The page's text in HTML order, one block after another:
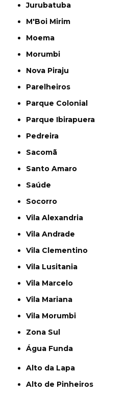
Jurubatuba
M'Boi Mirim
Moema
Morumbi
Nova Piraju
Parelheiros
Parque Colonial
Parque Ibirapuera
Pedreira
Sacomã
Santo Amaro
Saúde
Socorro
Vila Alexandria
Vila Andrade
Vila Clementino
Vila Lusitania
Vila Marcelo
Vila Mariana
Vila Morumbi
Zona Sul
Água Funda
Alto da Lapa
Alto de Pinheiros